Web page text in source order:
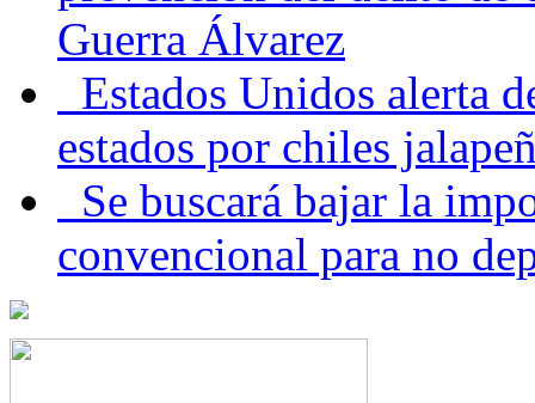
Guerra Álvarez
Estados Unidos alerta
estados por chiles
Se buscará bajar la
convencional para no